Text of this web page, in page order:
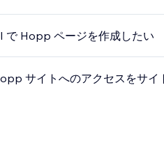
で Hopp ページを作成したい
サイトへのアクセスをサイ